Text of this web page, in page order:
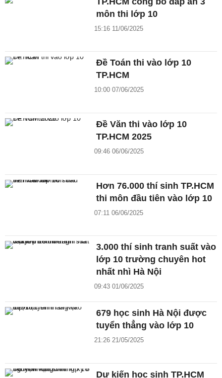
môn thi lớp 10
15:16 11/06/2025
Đề Toán thi vào lớp 10
TP.HCM
10:00 07/06/2025
Đề Văn thi vào lớp 10
TP.HCM 2025
09:46 06/06/2025
Hơn 76.000 thí sinh TP.HCM
thi môn đầu tiên vào lớp 10
07:11 06/06/2025
3.000 thí sinh tranh suất vào
lớp 10 trường chuyên hot
nhất nhì Hà Nội
09:43 01/06/2025
679 học sinh Hà Nội được
tuyển thẳng vào lớp 10
21:26 21/05/2025
Dự kiến học sinh TP.HCM